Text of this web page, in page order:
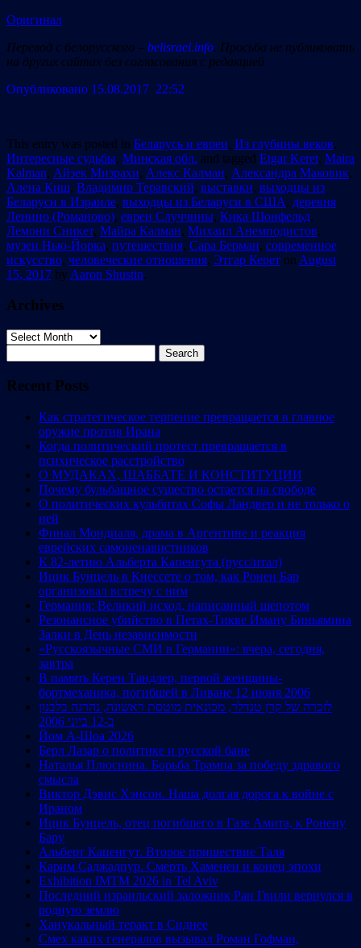
Оригинал
Перевод с белорусского – belisrael.info. Просьба не публиковать
на других сайтах без согласования с редакцией
Опубликовано 15.08.2017 22:52
This entry was posted in Беларусь и евреи, Из глубины веков,
Интересные судьбы, Минская обл. and tagged Etgar Keret, Maira
Kalman, Айзек Мизрахи, Алекс Калман, Александра Маковик,
Алена Киш, Владимир Теравский, выставки, выходцы из
Беларуси в Израиле, выходцы из Беларуси в США, деревня
Ленино (Романово), евреи Случчины, Кика Шонфельд,
Лемони Сникет, Майра Калман, Михаил Анемподистов,
музеи Нью-Йорка, путешествия, Сара Берман, современное
искусство, человеческие отношения, Этгар Керет on August
15, 2017 by Aaron Shustin.
Archives
Archives
for:
Recent Posts
Как стратегическое терпение превращается в главное
оружие против Ирана
Когда политический протест превращается в
психическое расстройство
О МУДАКАХ, ШАББАТЕ И КОНСТИТУЦИИ
Почему бульбашное существо остается на свободе
О политических кульбитах Софы Ландвер и не только о
ней
Финал Мондиаля, драма в Аргентине и реакция
еврейских самоненавистников
К 82-летию Альберта Капенгута (русс/итал)
Ицик Бунцель в Кнессете о том, как Ронен Бар
организовал встречу с ним
Германия: Великий исход, написанный шепотом
Резонансное убийство в Петах-Тикве Иману Биньямина
Залки в День независимости
«Русскоязычные СМИ в Германии»: вчера, сегодня,
завтра
В память Керен Тандлер, первой женщины-
бортмеханика, погибшей в Ливане 12 июня 2006
לזכרה של קרן טנדלר, מכונאית מוטסת ראשונה, נהרגה בלבנון
ב-12 ביוני 2006
Йом А-Шоа 2026
Берл Лазар о политике и русской бане
Наталья Плюснина. Борьба Трампа за победу здравого
смысла
Виктор Дэвис Хэнсон. Наша долгая дорога к войне с
Ираном
Ицик Бунцель, отец погибшего в Газе Амита, к Ронену
Бару
Альберт Капенгут. Второе пришествие Таля
Карим Саджадпур. Смерть Хаменеи и конец эпохи
Exhibition IMTM 2026 in Tel Aviv
Последний израильский заложник Ран Гвили вернулся в
родную землю
Ханукальный теракт в Сиднее
Смех каких генералов вызывал Роман Гофман,